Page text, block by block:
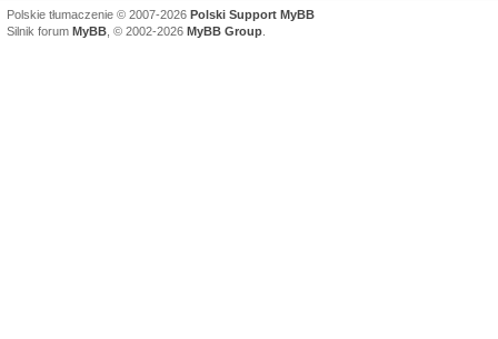
Polskie tłumaczenie © 2007-2026 Polski Support MyBB
Silnik forum MyBB , © 2002-2026 MyBB Group